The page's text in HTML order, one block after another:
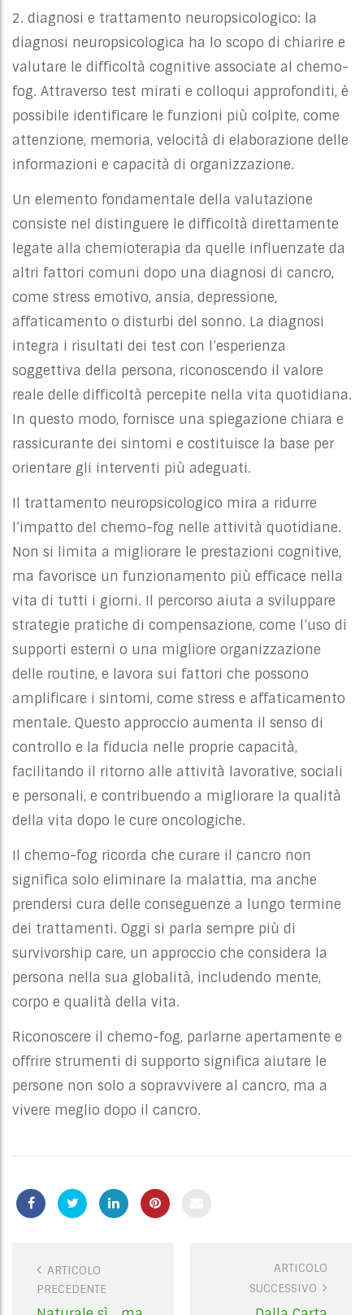
2. diagnosi e trattamento neuropsicologico: la
diagnosi neuropsicologica ha lo scopo di chiarire e
valutare le difficoltà cognitive associate al chemo-
fog. Attraverso test mirati e colloqui approfonditi, è
possibile identificare le funzioni più colpite, come
attenzione, memoria, velocità di elaborazione delle
informazioni e capacità di organizzazione.
Un elemento fondamentale della valutazione
consiste nel distinguere le difficoltà direttamente
legate alla chemioterapia da quelle influenzate da
altri fattori comuni dopo una diagnosi di cancro,
come stress emotivo, ansia, depressione,
affaticamento o disturbi del sonno. La diagnosi
integra i risultati dei test con l’esperienza
soggettiva della persona, riconoscendo il valore
reale delle difficoltà percepite nella vita quotidiana.
In questo modo, fornisce una spiegazione chiara e
rassicurante dei sintomi e costituisce la base per
orientare gli interventi più adeguati.
Il trattamento neuropsicologico mira a ridurre
l’impatto del chemo-fog nelle attività quotidiane.
Non si limita a migliorare le prestazioni cognitive,
ma favorisce un funzionamento più efficace nella
vita di tutti i giorni. Il percorso aiuta a sviluppare
strategie pratiche di compensazione, come l’uso di
supporti esterni o una migliore organizzazione
delle routine, e lavora sui fattori che possono
amplificare i sintomi, come stress e affaticamento
mentale. Questo approccio aumenta il senso di
controllo e la fiducia nelle proprie capacità,
facilitando il ritorno alle attività lavorative, sociali
e personali, e contribuendo a migliorare la qualità
della vita dopo le cure oncologiche.
Il chemo-fog ricorda che curare il cancro non
significa solo eliminare la malattia, ma anche
prendersi cura delle conseguenze a lungo termine
dei trattamenti. Oggi si parla sempre più di
survivorship care, un approccio che considera la
persona nella sua globalità, includendo mente,
corpo e qualità della vita.
Riconoscere il chemo-fog, parlarne apertamente e
offrire strumenti di supporto significa aiutare le
persone non solo a sopravvivere al cancro, ma a
vivere meglio dopo il cancro.
ARTICOLO
PRECEDENTE
ARTICOLO
SUCCESSIVO